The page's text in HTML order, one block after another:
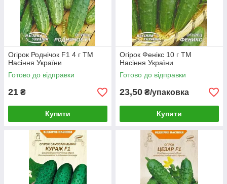
Огірок Роднічок F1 4 г ТМ
Насіння України
Готово до відправки
21 ₴
Купити
Огірок Фенікс 10 г ТМ
Насіння України
Готово до відправки
23,50 ₴/упаковка
Купити